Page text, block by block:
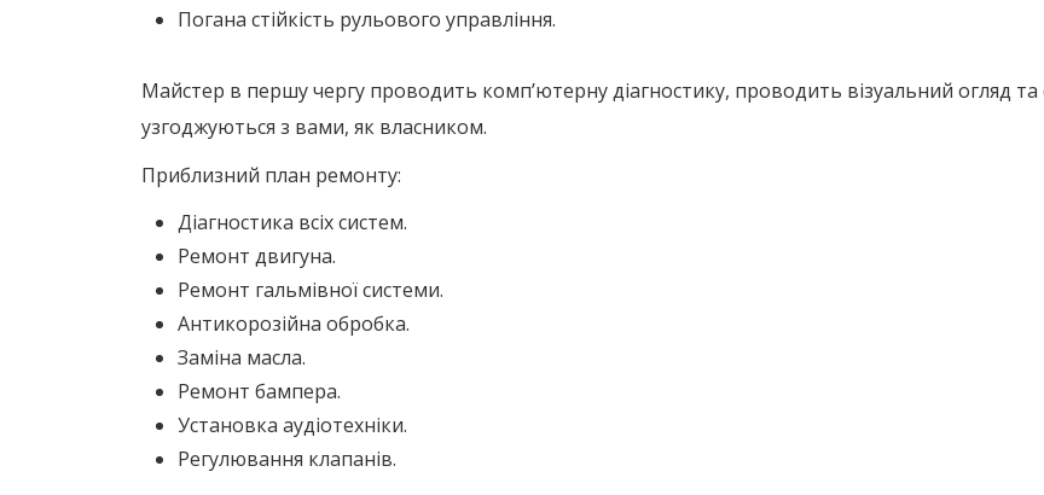
Погана стійкість рульового управління.
Майстер в першу чергу проводить комп’ютерну діагностику, проводить візуальний огляд та
узгоджуються з вами, як власником.
Приблизний план ремонту:
Діагностика всіх систем.
Ремонт двигуна.
Ремонт гальмівної системи.
Антикорозійна обробка.
Заміна масла.
Ремонт бампера.
Установка аудіотехніки.
Регулювання клапанів.